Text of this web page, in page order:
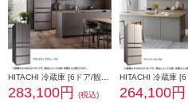
283,100円 (税込) 264,100円